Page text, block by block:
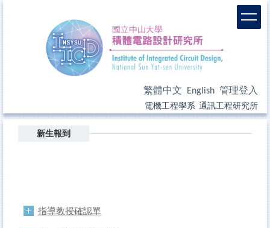
繁體中文 English 管理登入
電機工程學系 通訊工程研究所
新生報到
指導教授確認單